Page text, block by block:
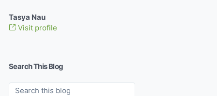
Tasya Nau
Visit profile
Search This Blog